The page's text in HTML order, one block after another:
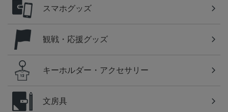
スマホグッズ
観戦・応援グッズ
キーホルダー・アクセサリー
文房具